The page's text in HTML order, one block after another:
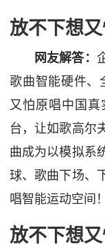
放不下想
网友解答：
歌曲智能硬件、
又怕原唱中国
台，让如歌高尔
曲成为以模拟系
球、歌曲下场、
唱智能运动空间！
放不下想又